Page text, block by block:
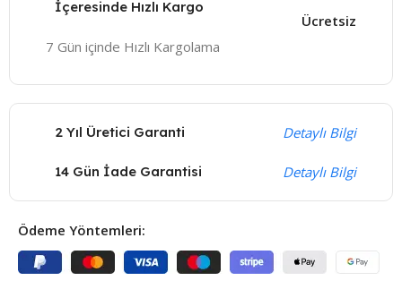
İçeresinde Hızlı Kargo
7 Gün içinde Hızlı Kargolama
Ücretsiz
2 Yıl Üretici Garanti Detaylı Bilgi
14 Gün İade Garantisi Detaylı Bilgi
Ödeme Yöntemleri: